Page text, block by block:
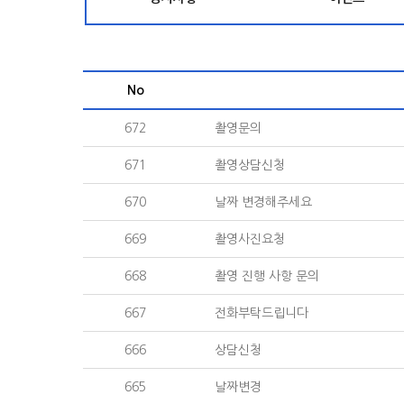
No
672 촬영문의
671 촬영상담신청
670 날짜 변경해주세요
669 촬영사진요청
668 촬영 진행 사항 문의
667 전화부탁드립니다
666 상담신청
665 날짜변경